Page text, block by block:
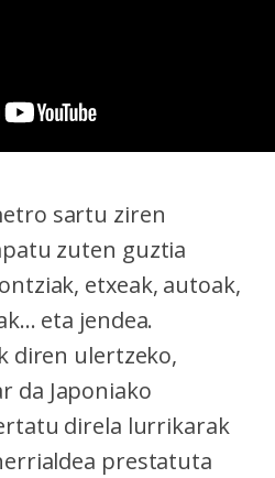
sartu ziren
zuten guztia
etxeak, autoak,
eta jendea.
diren ulertzeko,
da Japoniako
direla lurrikarak
prestatuta